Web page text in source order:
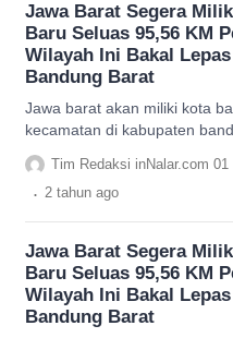
Jawa Barat Segera
Baru Seluas 95,56 KM
Wilayah Ini Bakal
Bandung Barat
Jawa barat akan miliki kota
kecamatan di kabupaten
masuk dalam wilayahnya,
selengkapnya.
Tim Redaksi inNalar.com 01
. 2 tahun ago
Jawa Barat Segera
Baru Seluas 95,56 KM
Wilayah Ini Bakal
Bandung Barat